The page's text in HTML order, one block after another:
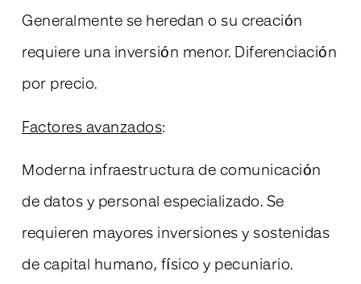
Generalmente se heredan o su creación
requiere una inversión menor. Diferenciación
por precio.
Factores avanzados:
Moderna infraestructura de comunicación
de datos y personal especializado. Se
requieren mayores inversiones y sostenidas
de capital humano, físico y pecuniario.